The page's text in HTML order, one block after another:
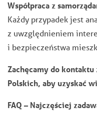
Współpraca z
Każdy przypadek jest
z uwzględnieniem
i bezpieczeństwa
Zachęcamy do
Polskich, aby uzyskać
FAQ – Najczęściej